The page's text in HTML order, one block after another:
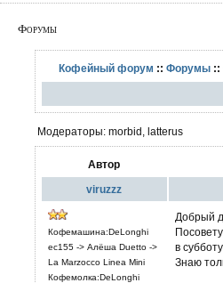
Форумы
Кофейный форум :: Форумы ::
Модераторы: morbid, latterus
Автор
viruzzz
Кофемашина:DeLonghi
ec155 -> Алёша Duetto ->
La Marzocco Linea Mini
Кофемолка:DeLonghi
Добрый
в
Знаю